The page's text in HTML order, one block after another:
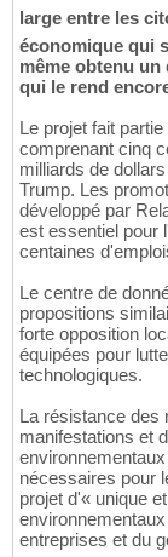
large entre les
économique qui
même obtenu
qui le rend
Le projet fait
comprenant cinq
milliards de
Trump. Les
développé par
est essentiel pour
centaines
Le centre de
propositions
forte opposition
équipées pour
technologiques.
La résistance des
manifestations et
nécessaires pour
projet d'« unique
entreprises et du